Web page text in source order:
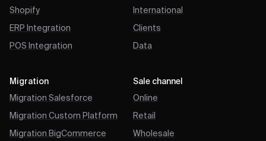
Shopify
ERP Integration
POS Integration
Migration
Migration Salesforce
Migration Custom Platform
Migration BigCommerce
International
Clients
Data
Sale channel
Online
Retail
Wholesale